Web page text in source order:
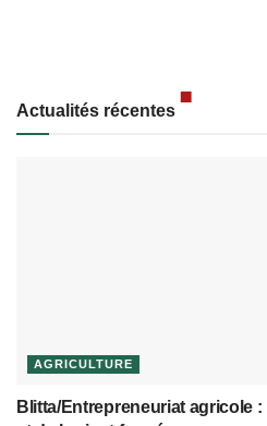
Actualités récentes
AGRICULTURE
Blitta/Entrepreneuriat agricole